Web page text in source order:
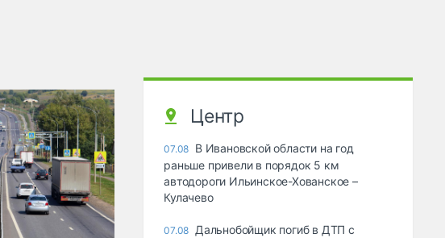
Центр
07.08 В Ивановской области на год
раньше привели в порядок 5 км
автодороги Ильинское-Хованское –
Кулачево
07.08 Дальнобойщик погиб в ДТП с